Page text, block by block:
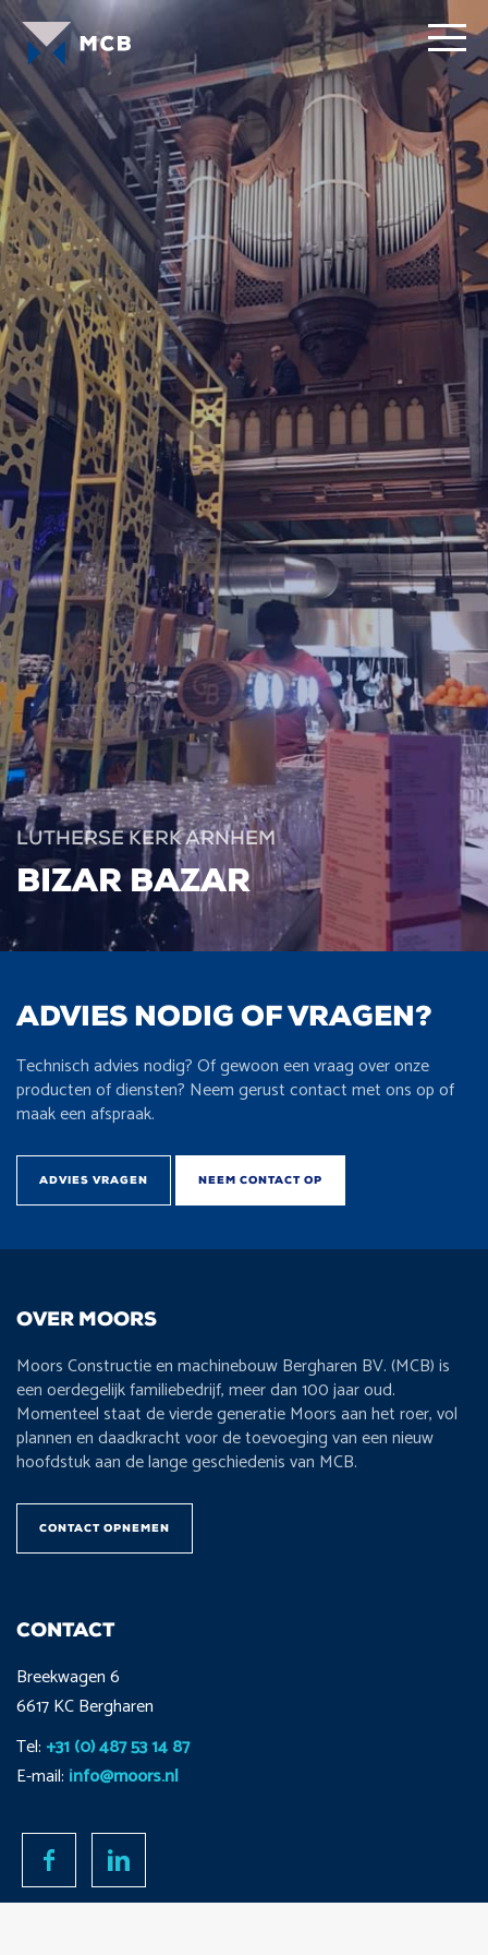
LUTHERSE KERK ARNHEM
BIZAR BAZAR
ADVIES NODIG OF VRAGEN?
Technisch advies nodig? Of gewoon een vraag over onze
producten of diensten? Neem gerust contact met ons op of
maak een afspraak.
ADVIES VRAGEN NEEM CONTACT OP
OVER MOORS
Moors Constructie en machinebouw Bergharen BV. (MCB) is
een oerdegelijk familiebedrijf, meer dan 100 jaar oud.
Momenteel staat de vierde generatie Moors aan het roer, vol
plannen en daadkracht voor de toevoeging van een nieuw
hoofdstuk aan de lange geschiedenis van MCB.
CONTACT OPNEMEN
CONTACT
Breekwagen 6
6617 KC Bergharen
Tel: +31 (0) 487 53 14 87
E-mail: info@moors.nl